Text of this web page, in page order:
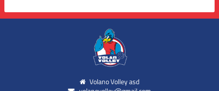
Volano Volley asd